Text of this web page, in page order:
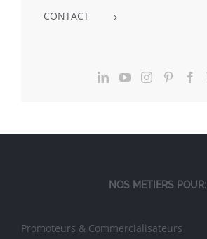
CONTACT
NOS METIERS POUR:
Promoteurs & Commercialisateurs